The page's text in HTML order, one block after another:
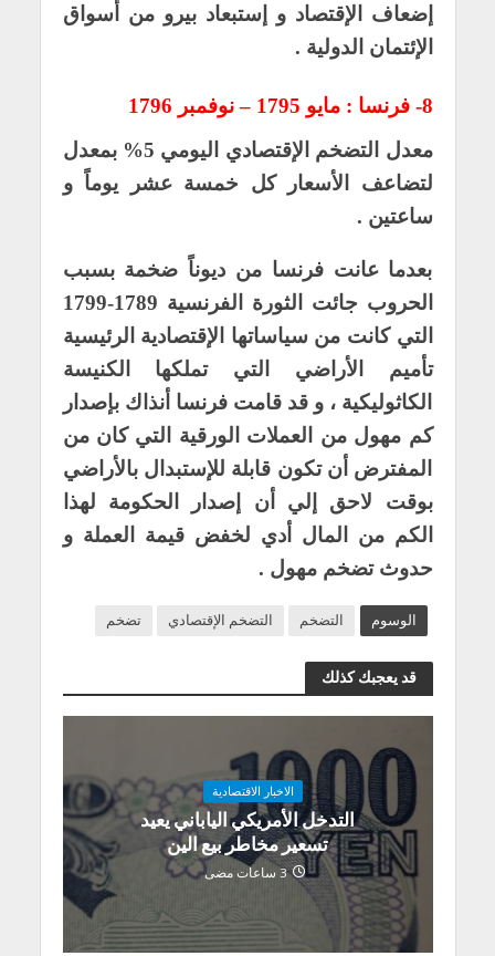
إضعاف الإقتصاد و إستبعاد بيرو من أسواق
الإئتمان الدولية .
8- فرنسا : مايو 1795 – نوفمبر 1796
معدل التضخم الإقتصادي اليومي 5% بمعدل
لتضاعف الأسعار كل خمسة عشر يوماً و
ساعتين .
بعدما عانت فرنسا من ديوناً ضخمة بسبب
الحروب جائت الثورة الفرنسية 1789-1799
التي كانت من سياساتها الإقتصادية الرئيسية
تأميم الأراضي التي تملكها الكنيسة
الكاثوليكية ، و قد قامت فرنسا أنذاك بإصدار
كم مهول من العملات الورقية التي كان من
المفترض أن تكون قابلة للإستبدال بالأراضي
بوقت لاحق إلي أن إصدار الحكومة لهذا
الكم من المال أدي لخفض قيمة العملة و
حدوث تضخم مهول .
الوسوم التضخم التضخم الإقتصادي تضخم
قد يعجبك كذلك
الاخبار الاقتصادية
التدخل الأمريكي الياباني يعيد
تسعير مخاطر بيع الين
3 ساعات مضى